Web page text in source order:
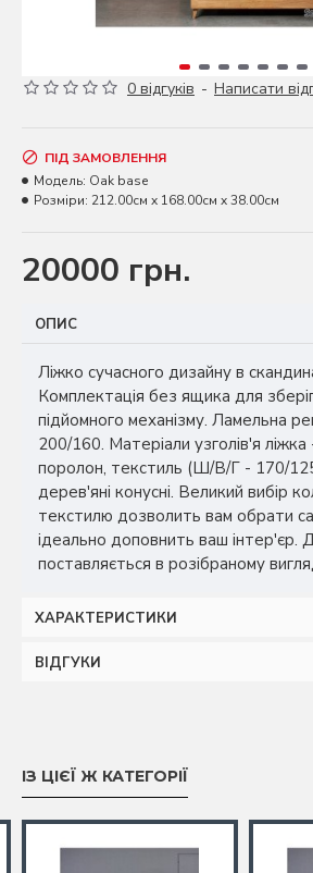
0 відгуків - Написати
20000 грн.
ПІД ЗАМОВЛЕННЯ
Модель: Oak base
Розміри: 212.00см x 168.00см x 38.00см
ОПИС
Ліжко сучасного дизайну в
Комплектація без ящика для
підйомного механізму. Ламельна
200/160. Матеріали узголів'я
поролон, текстиль (Ш/В/Г - 170/
дерев'яні конусні. Великий вибір
текстилю дозволить вам обрати
ідеально доповнить ваш інтер'єр.
поставляється в розібраному
ХАРАКТЕРИСТИКИ
ВІДГУКИ
ІЗ ЦІЄЇ Ж КАТЕГОРІЇ